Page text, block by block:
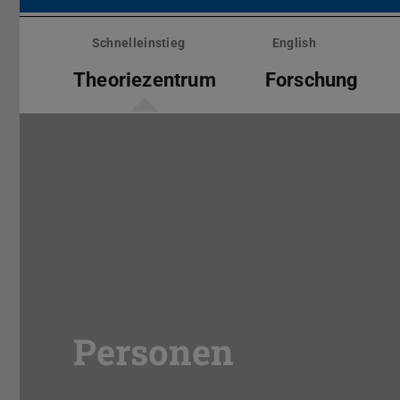
Menü
überspringenSchnelleinstieg English
Theoriezentrum Forschung
Personen